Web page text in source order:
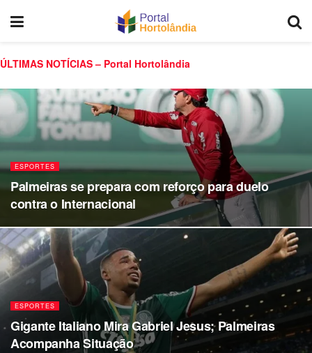
ÚLTIMAS NOTÍCIAS – Portal Hortolândia
ESPORTES
Palmeiras se prepara com reforço para duelo
contra o Internacional
ESPORTES
Gigante Italiano Mira Gabriel Jesus; Palmeiras
Acompanha Situação